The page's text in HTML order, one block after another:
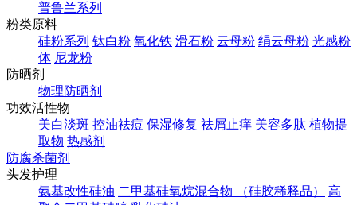
普鲁兰系列
粉类原料
硅粉系列 钛白粉 氧化铁 滑石粉 云母粉 绢云母粉 光感粉
体 尼龙粉
防晒剂
物理防晒剂
功效活性物
美白淡斑 控油祛痘 保湿修复 祛屑止痒 美容多肽 植物提
取物 热感剂
防腐杀菌剂
头发护理
氨基改性硅油 二甲基硅氧烷混合物 （硅胶稀释品）
高